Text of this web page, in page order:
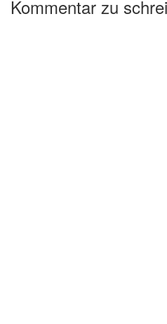
Kommentar zu